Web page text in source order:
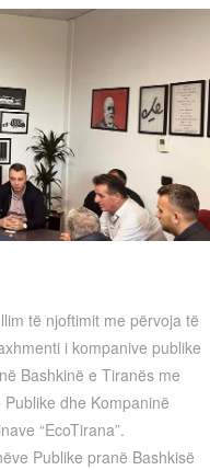
të njoftimit me përvoja të
i kompanive publike
Bashkinë e Tiranës me
dhe Kompaninë
“EcoTirana”.
Publike pranë Bashkisë